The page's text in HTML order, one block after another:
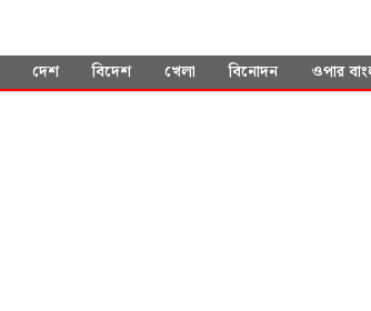
দেশ বিদেশ খেলা বিনোদন ওপার